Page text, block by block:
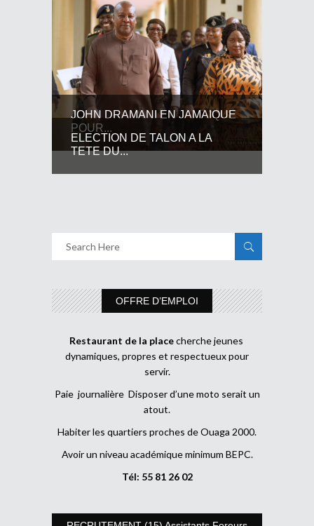
JOHN DRAMANI EN JAMAIQUE
POUR...
ELECTION DE TALON A LA
TETE DU...
OFFRE D’EMPLOI
Restaurant de la placecherche jeunes
dynamiques, propres et respectueux pour
servir.
Paie journalière Disposer d’une moto serait un
atout.
Habiter les quartiers proches de Ouaga 2000.
Avoir un niveau académique minimum BEPC.
Tél: 55 81 26 02